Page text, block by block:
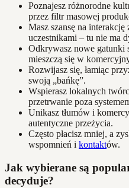
Poznajesz różnorodne
przez filtr masowej
Masz szansę na
uczestnikami – tu nie ma
Odkrywasz nowe gatunki
mieszczą się w
Rozwijasz się, łamiąc
swoją „bańkę”.
Wspierasz lokalnych
przetrwanie poza
Unikasz tłumów i
autentyczne przeżycia.
Często płacisz mniej, a
wspomnień i kontaktów.
Jak wybierane są
decyduje?